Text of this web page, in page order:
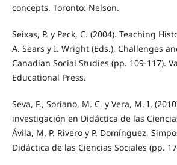
concepts. Toronto: Nelson.
Seixas, P. y Peck, C. (2004). Teaching
A. Sears y I. Wright (Eds.), Challenges
Canadian Social Studies (pp. 109-117).
Educational Press.
Seva, F., Soriano, M. C. y Vera, M. I.
investigación en Didáctica de las
Ávila, M. P. Rivero y P. Domínguez,
Didáctica de las Ciencias Sociales (pp.